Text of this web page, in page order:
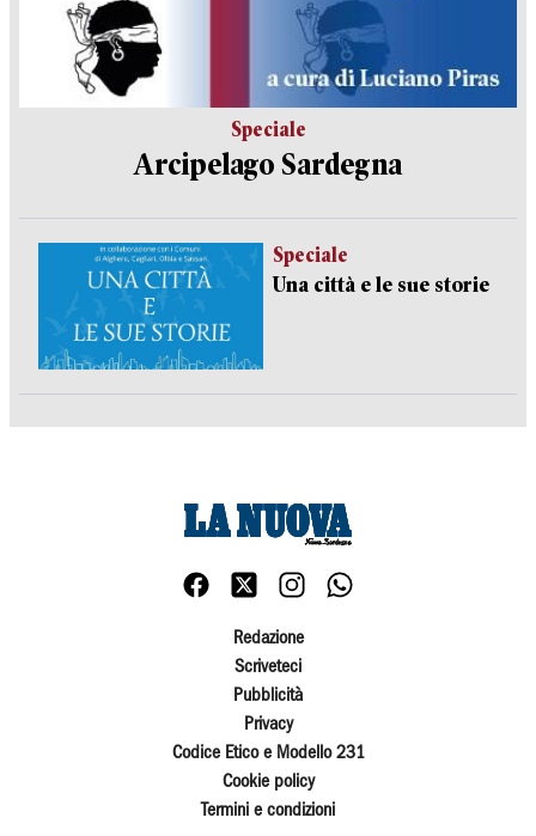
Speciale
Arcipelago Sardegna
Speciale
Una città e le sue storie
Redazione
Scriveteci
Pubblicità
Privacy
Codice Etico e Modello 231
Cookie policy
Termini e condizioni